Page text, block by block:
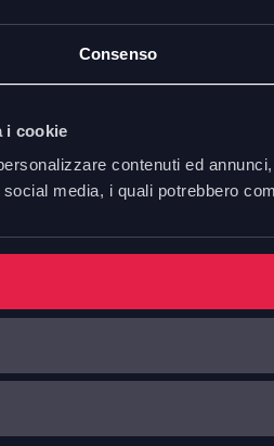
Consenso
i cookie
contenuti ed
media, i quali potrebbero